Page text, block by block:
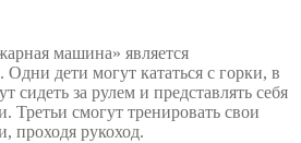
машина» является
дети могут кататься с горки, в
сидеть за рулем и представлять себя
смогут тренировать свои
проходя рукоход.